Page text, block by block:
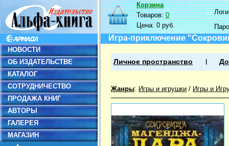
НОВОСТИ
ОБ ИЗДАТЕЛЬСТВЕ
КАТАЛОГ
СОТРУДНИЧЕСТВО
ПРОДАЖА КНИГ
АВТОРЫ
ГАЛЕРЕЯ
МАГАЗИН
Корзина
Товаров:0
Цена:0 руб.
Игра-приключение
Личное пространство
Жанры: Игры и игрушки / Игры и